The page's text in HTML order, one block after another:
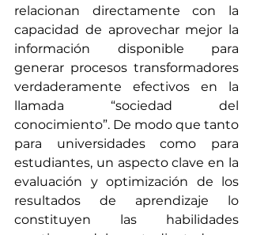
relacionan directamente con la
capacidad de aprovechar mejor la
información disponible para
generar procesos transformadores
verdaderamente efectivos en la
llamada “sociedad del
conocimiento”. De modo que tanto
para universidades como para
estudiantes, un aspecto clave en la
evaluación y optimización de los
resultados de aprendizaje lo
constituyen las habilidades